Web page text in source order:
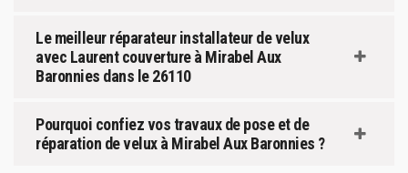
Le meilleur réparateur installateur de velux
avec Laurent couverture à Mirabel Aux
Baronnies dans le 26110
Pourquoi confiez vos travaux de pose et de
réparation de velux à Mirabel Aux Baronnies ?